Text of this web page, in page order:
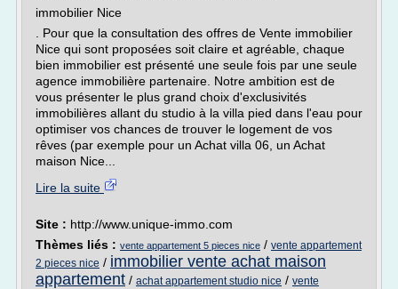
immobilier Nice
. Pour que la consultation des offres de Vente immobilier
Nice qui sont proposées soit claire et agréable, chaque
bien immobilier est présenté une seule fois par une seule
agence immobilière partenaire. Notre ambition est de
vous présenter le plus grand choix d'exclusivités
immobilières allant du studio à la villa pied dans l'eau pour
optimiser vos chances de trouver le logement de vos
rêves (par exemple pour un Achat villa 06, un Achat
maison Nice...
Lire la suite
Site : http://www.unique-immo.com
Thèmes liés : vente appartement 5 pieces nice / vente appartement
2 pieces nice / immobilier vente achat maison
appartement / achat appartement studio nice / vente